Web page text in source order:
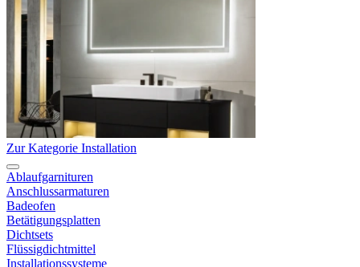
Zur Kategorie Installation
Ablaufgarnituren
Anschlussarmaturen
Badeofen
Betätigungsplatten
Dichtsets
Flüssigdichtmittel
Installationssysteme